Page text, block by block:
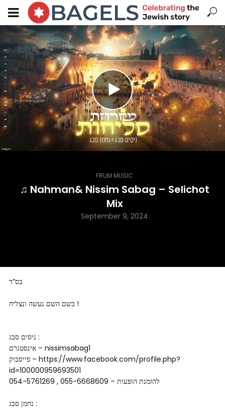
FRUM MUSIC
♫ Nahman& Nissim Sabag – Selichot
Mix
September 9, 2024
בס”ד
בשם השם נעשה ונצליח !
ניסים סבג :
אינסטגרם – nissimsabag1
פייסבוק – https://www.facebook.com/profile.php?
id=100000959693501
להזמנת הופעות – 055-6668609 , 054-5761269
נחמן סבג :